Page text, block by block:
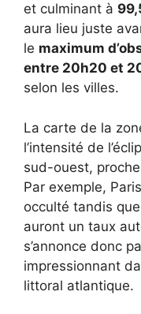
et culminant à
aura lieu juste
le maximum
entre 20h20 et
selon les villes.
La carte de la
l’intensité de
sud-ouest,
Par exemple,
occulté tandis
auront un taux
s’annonce donc
impressionnant
littoral atlantique.